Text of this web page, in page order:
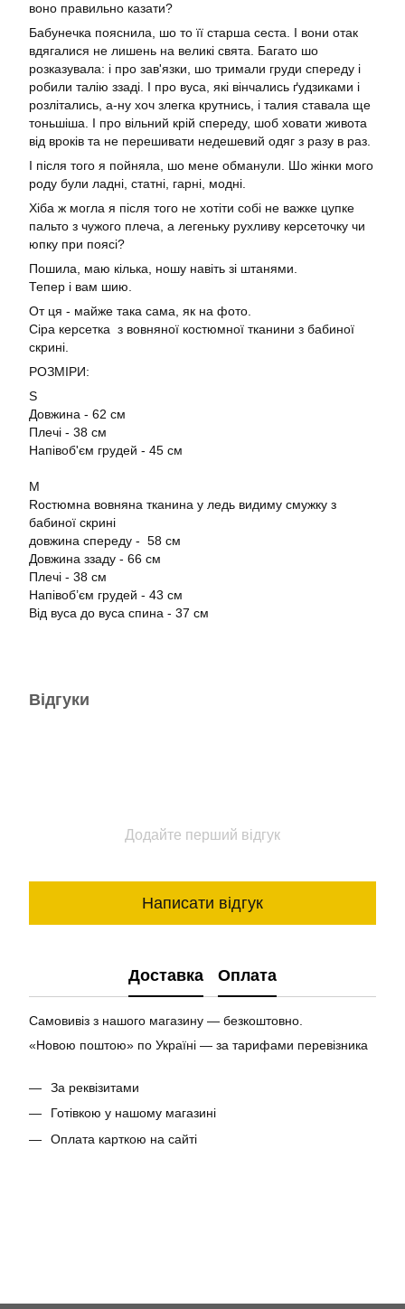
воно правильно казати?
Бабунечка пояснила, шо то її старша сеста. І вони отак
вдягалися не лишень на великі свята. Багато шо
розказувала: і про зав'язки, шо тримали груди спереду і
робили талію ззаді. І про вуса, які вінчались ґудзиками і
розлітались, а-ну хоч злегка крутнись, і талия ставала ще
тоньшіша. І про вільний крій спереду, шоб ховати живота
від вроків та не перешивати недешевий одяг з разу в раз.
І після того я пойняла, шо мене обманули. Шо жінки мого
роду були ладні, статні, гарні, модні.
Хіба ж могла я після того не хотіти собі не важке цупке
пальто з чужого плеча, а легеньку рухливу керсеточку чи
юпку при поясі?
Пошила, маю кілька, ношу навіть зі штанями.
Тепер і вам шию.
От ця - майже така сама, як на фото.
Сіра керсетка з вовняної костюмної тканини з бабиної
скрині.
РОЗМІРИ:
S
Довжина - 62 см
Плечі - 38 см
Напівоб'єм грудей - 45 см
M
Rостюмна вовняна тканина у ледь видиму смужку з
бабиної скрині
довжина спереду - 58 см
Довжина ззаду - 66 см
Плечі - 38 см
Напівоб’єм грудей - 43 см
Від вуса до вуса спина - 37 см
Відгуки
Додайте перший відгук
Написати відгук
Доставка Оплата
Самовивіз з нашого магазину — безкоштовно.
«Новою поштою» по Україні — за тарифами перевізника
За реквізитами
Готівкою у нашому магазині
Оплата карткою на сайті